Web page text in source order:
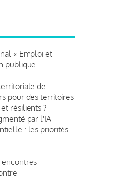
« Emploi et
publique
de
pour des territoires
résilients ?
par l'IA
: les priorités